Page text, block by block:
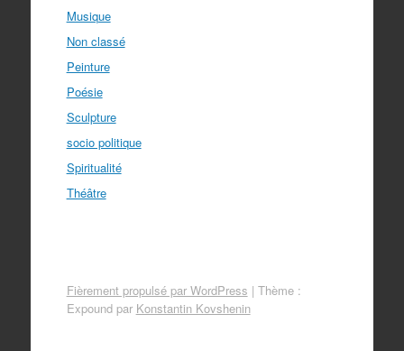
Musique
Non classé
Peinture
Poésie
Sculpture
socio politique
Spiritualité
Théâtre
Fièrement propulsé par WordPress | Thème :
Expound par Konstantin Kovshenin